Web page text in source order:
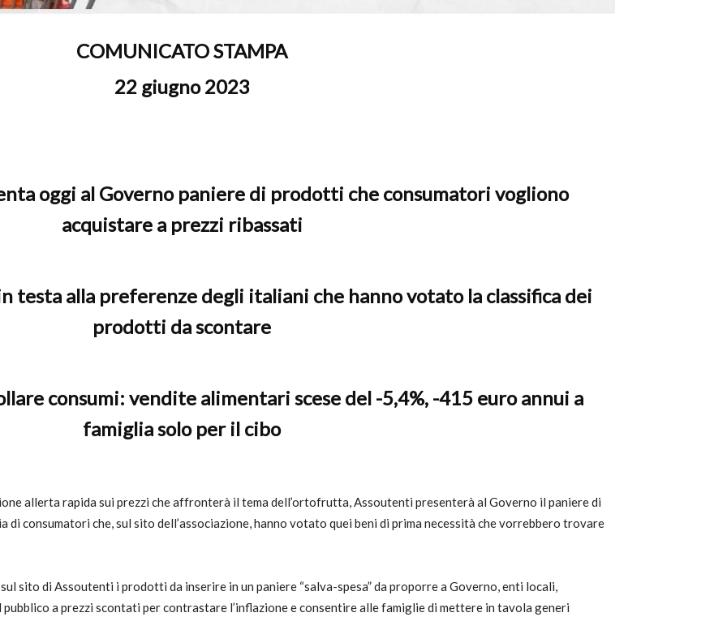
COMUNICATO STAMPA
22 giugno 2023
oggi al Governo paniere di prodotti che consumatori vogliono
acquistare a prezzi ribassati
testa alla preferenze degli italiani che hanno votato la classifica dei
prodotti da scontare
consumi: vendite alimentari scese del -5,4%, -415 euro annui a
famiglia solo per il cibo
allerta rapida sui prezzi che affronterà il tema dell’ortofrutta, Assoutenti presenterà al Governo il paniere di
consumatori che, sul sito dell’associazione, hanno votato quei beni di prima necessità che vorrebbero trovare
sito di Assoutenti i prodotti da inserire in un paniere “salva-spesa” da proporre a Governo, enti locali,
a prezzi scontati per contrastare l’inflazione e consentire alle famiglie di mettere in tavola generi